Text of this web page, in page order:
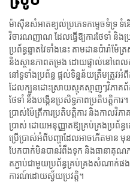
ម៉ាស៊ីនសំអាតខ្យល់ប្រភេទកម្ទេចទំទ្រ ទំ
វិចារណញាណ ដែលធ្វើឱ្យការថែទាំ និងប្
ប្រព័ន្ធឆ្លាតវៃទាំងនេះ តាមដានប៉ារ៉ាម៉ែ
និងស្ថានភាពតម្រង ដោយផ្ទាល់នៅពេ
នៅទូទាំងប្រព័ន្ធ ផ្តល់ទិន្នន័យត្រឹមត្រូវ
ដែលក្បួនដោះស្រាយស្មុគស្មាញៗវិភាគព័
ថែទាំ និងបង្កើនប្រសិទ្ធភាពប្រតិបត្តិក
ប្រាស់ម៉ែត្រីការប្រតិបត្តិការ និងកាលវិ
ប្រាស់ ដោយអនុញ្ញាតឱ្យគ្រប់គ្រងប្រព័
ប្រើប្រាស់អំពីបញ្ហាដែលអាចកើតមាន មុ
បែកបាក់មិនបានរំពឹងទុក និងធានាគុណភ
តភ្ជាប់ជាមួយប្រព័ន្ធគ្រប់គ្រងសំណាក់ផ
ការណ៍ដោយស្វ័យប្រវត្តិ។